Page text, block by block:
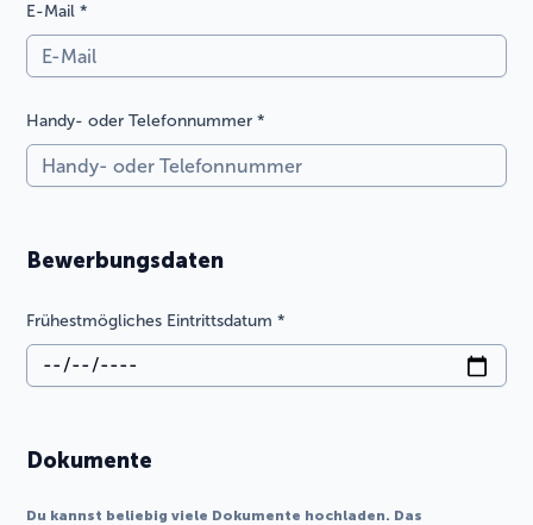
E-Mail *
Handy- oder Telefonnummer *
Bewerbungsdaten
Frühestmögliches Eintrittsdatum *
Dokumente
Du kannst beliebig viele Dokumente hochladen. Das